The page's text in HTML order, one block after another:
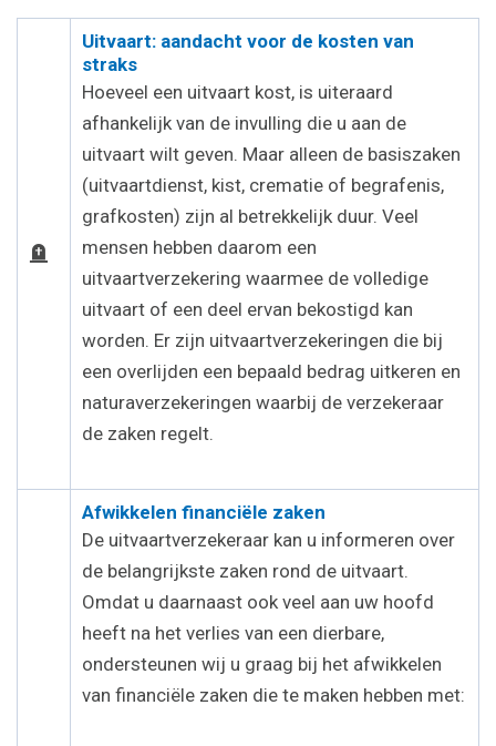
Uitvaart: aandacht voor de kosten van
straks
Hoeveel een uitvaart kost, is uiteraard
afhankelijk van de invulling die u aan de
uitvaart wilt geven. Maar alleen de basiszaken
(uitvaartdienst, kist, crematie of begrafenis,
grafkosten) zijn al betrekkelijk duur. Veel
mensen hebben daarom een
uitvaartverzekering waarmee de volledige
uitvaart of een deel ervan bekostigd kan
worden. Er zijn uitvaartverzekeringen die bij
een overlijden een bepaald bedrag uitkeren en
naturaverzekeringen waarbij de verzekeraar
de zaken regelt.
Afwikkelen financiële zaken
De uitvaartverzekeraar kan u informeren over
de belangrijkste zaken rond de uitvaart.
Omdat u daarnaast ook veel aan uw hoofd
heeft na het verlies van een dierbare,
ondersteunen wij u graag bij het afwikkelen
van financiële zaken die te maken hebben met: